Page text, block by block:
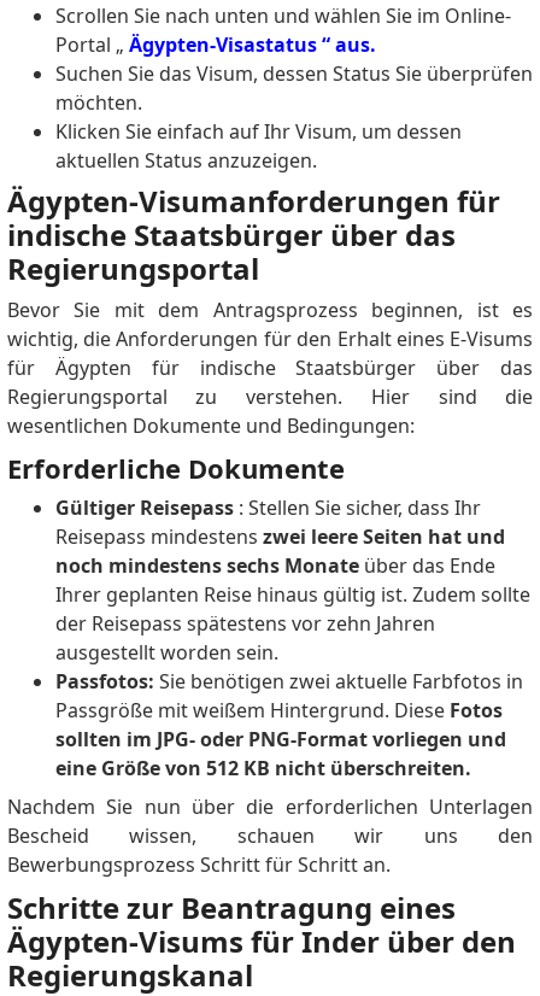
Scrollen Sie nach unten und wählen Sie im Online-
Portal „ Ägypten-Visastatus “ aus.
Suchen Sie das Visum, dessen Status Sie überprüfen
möchten.
Klicken Sie einfach auf Ihr Visum, um dessen
aktuellen Status anzuzeigen.
Ägypten-Visumanforderungen für
indische Staatsbürger über das
Regierungsportal
Bevor Sie mit dem Antragsprozess beginnen, ist es
wichtig, die Anforderungen für den Erhalt eines E-Visums
für Ägypten für indische Staatsbürger über das
Regierungsportal zu verstehen. Hier sind die
wesentlichen Dokumente und Bedingungen:
Erforderliche Dokumente
Gültiger Reisepass: Stellen Sie sicher, dass Ihr
Reisepass mindestens zwei leere Seiten hat und
noch mindestens sechs Monateüber das Ende
Ihrer geplanten Reise hinaus gültig ist. Zudem sollte
der Reisepass spätestens vor zehn Jahren
ausgestellt worden sein.
Passfotos: Sie benötigen zwei aktuelle Farbfotos in
Passgröße mit weißem Hintergrund. Diese Fotos
sollten im JPG- oder PNG-Format vorliegen und
eine Größe von 512 KB nicht überschreiten.
Nachdem Sie nun über die erforderlichen Unterlagen
Bescheid wissen, schauen wir uns den
Bewerbungsprozess Schritt für Schritt an.
Schritte zur Beantragung eines
Ägypten-Visums für Inder über den
Regierungskanal